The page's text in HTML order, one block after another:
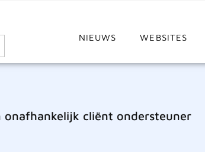
NIEUWS WEBSITES
cliënt ondersteuner